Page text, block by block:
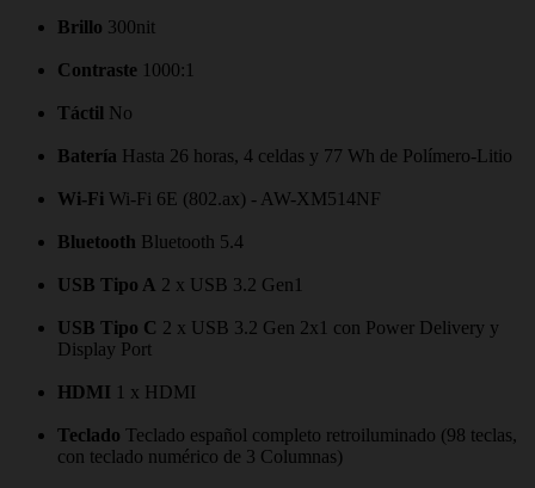
Brillo 300nit
Contraste 1000:1
Táctil No
Batería Hasta 26 horas, 4 celdas y 77 Wh de Polímero-Litio
Wi-Fi Wi-Fi 6E (802.ax) - AW-XM514NF
Bluetooth Bluetooth 5.4
USB Tipo A 2 x USB 3.2 Gen1
USB Tipo C 2 x USB 3.2 Gen 2x1 con Power Delivery y
Display Port
HDMI 1 x HDMI
Teclado Teclado español completo retroiluminado (98 teclas,
con teclado numérico de 3 Columnas)